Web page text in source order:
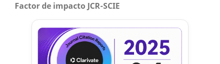
Factor de impacto JCR-SCIE